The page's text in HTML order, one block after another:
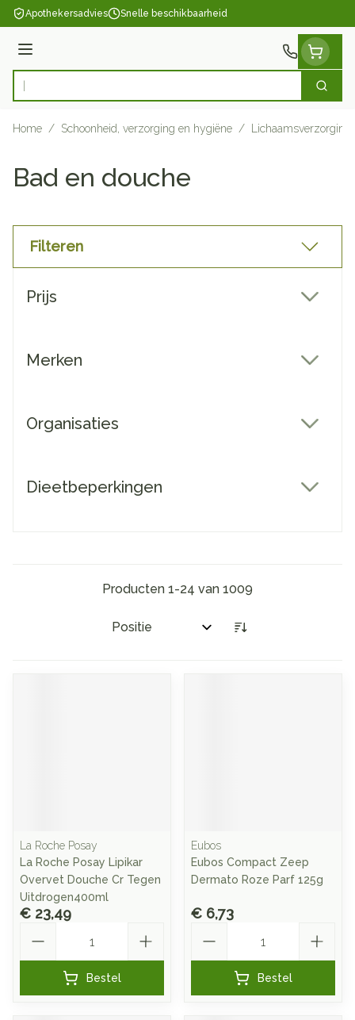
Ga naar de inhoud
Apothekersadvies Snelle beschikbaarheid
Menu
Product, merk, categorie... Zoek
Home / Schoonheid, verzorging en hygiëne / Lichaamsverzorging
Bad en douche
Filteren
Prijs
Merken
Organisaties
Dieetbeperkingen
Producten 1-24 van 1009
Sorteer op:
La Roche Posay
La Roche Posay Lipikar
Overvet Douche Cr Tegen
Uitdrogen400ml
€ 23,49
Bestel
Eubos
Eubos Compact Zeep
Dermato Roze Parf 125g
€ 6,73
Bestel